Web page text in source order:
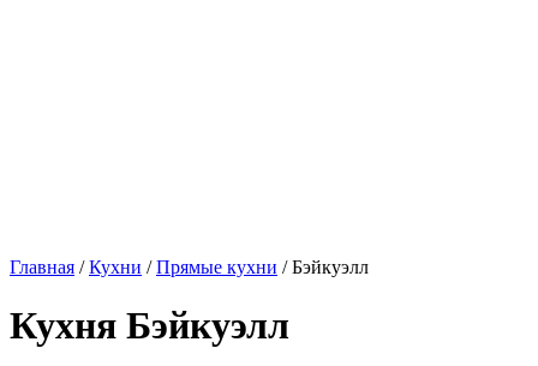
Главная /Кухни /Прямые кухни / Бэйкуэлл
Кухня Бэйкуэлл